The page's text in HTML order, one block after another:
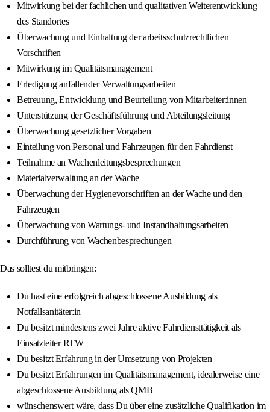
Mitwirkung bei der fachlichen und qualitativen Weiterentwicklung
des Standortes
Überwachung und Einhaltung der arbeitsschutzrechtlichen
Vorschriften
Mitwirkung im Qualitätsmanagement
Erledigung anfallender Verwaltungsarbeiten
Betreuung, Entwicklung und Beurteilung von Mitarbeiter:innen
Unterstützung der Geschäftsführung und Abteilungsleitung
Überwachung gesetzlicher Vorgaben
Einteilung von Personal und Fahrzeugen für den Fahrdienst
Teilnahme an Wachenleitungsbesprechungen
Materialverwaltung an der Wache
Überwachung der Hygienevorschriften an der Wache und den
Fahrzeugen
Überwachung von Wartungs- und Instandhaltungsarbeiten
Durchführung von Wachenbesprechungen
Das solltest du mitbringen:
Du hast eine erfolgreich abgeschlossene Ausbildung als
Notfallsanitäter:in
Du besitzt mindestens zwei Jahre aktive Fahrdiensttätigkeit als
Einsatzleiter RTW
Du besitzt Erfahrung in der Umsetzung von Projekten
Du besitzt Erfahrungen im Qualitätsmanagement, idealerweise eine
abgeschlossene Ausbildung als QMB
wünschenswert wäre, dass Du über eine zusätzliche Qualifikation im